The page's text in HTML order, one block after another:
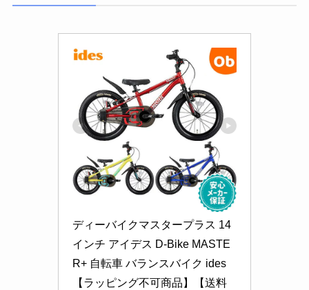
ディーバイクマスタープラス 14
インチ アイデス D-Bike MASTE
R+ 自転車 バランスバイク ides
【ラッピング不可商品】【送料